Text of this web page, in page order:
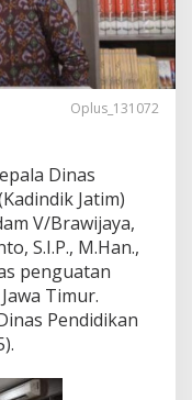
Oplus_131072
Dinas
Jatim)
V/Brawijaya,
S.I.P., M.Han.,
penguatan
Timur.
Pendidikan